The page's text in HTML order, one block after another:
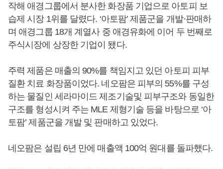
작해 애경그룹에서 분사한 화장품 기업으로 아토피 보
습제 시장 1위를 달렸다. ‘아토팜’ 제품군을 개발·판매하
며 애경그룹 18개 계열사 중 애경유화에 이어 두 번째로
주식시장에 상장한 기업이 됐다.
주력 제품은 매출의 90%를 책임지고 있던 아토피 피부
질환 치료 화장품이었다. 네오팜은 피부의 55%를 구성
하는 물질인 세라마이드 제조기술및 피부구조와 동일한
구조를 형성시켜 주는 MLE 제형기술 등을 바탕으로 ‘아
토팜’ 제품군을 개발 및 판매하고 있었다.
네오팜은 설립 6년 만에 매출액 100억 원대를 돌파했다.